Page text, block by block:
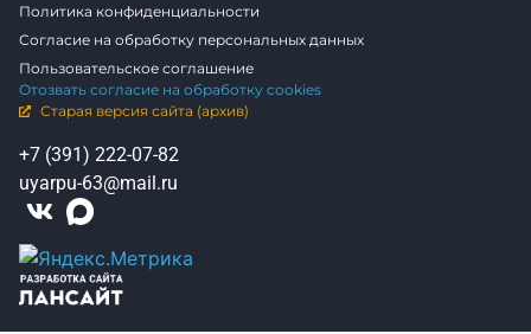
Политика конфиденциальности
Согласие на обработку персональных данных
Пользовательское соглашение
Отозвать согласие на обработку cookies
Старая версия сайта (архив)
+7 (391) 222-07-82
uyarpu-63@mail.ru